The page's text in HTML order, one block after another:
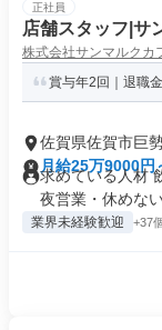
正社員
店舗スタッフ|サ
株式会社サンマルクカ
賞与年2回｜退職
佐賀県佐賀市巨
月給25万9000円
求めている人材
夜営業・休めな
業界未経験歓迎 +37